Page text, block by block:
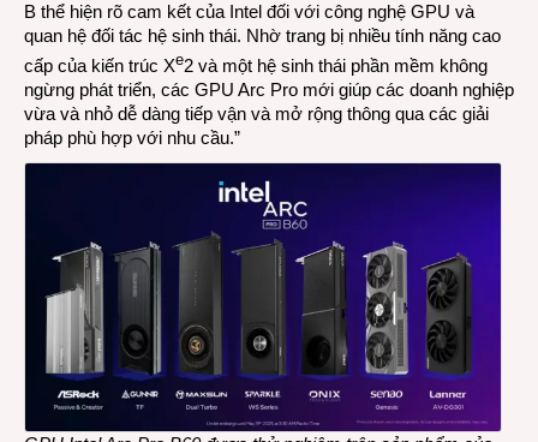
B thể hiện rõ cam kết của Intel đối với công nghệ GPU và
quan hệ đối tác hệ sinh thái. Nhờ trang bị nhiều tính năng cao
cấp của kiến trúc Xe2 và một hệ sinh thái phần mềm không
ngừng phát triển, các GPU Arc Pro mới giúp các doanh nghiệp
vừa và nhỏ dễ dàng tiếp vận và mở rộng thông qua các giải
pháp phù hợp với nhu cầu.”